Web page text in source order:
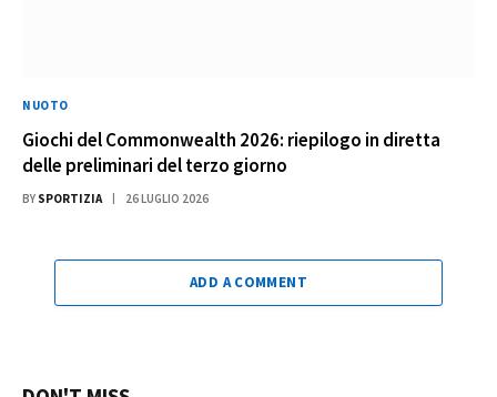
NUOTO
Giochi del Commonwealth 2026: riepilogo in diretta
delle preliminari del terzo giorno
BY SPORTIZIA 26 LUGLIO 2026
ADD A COMMENT